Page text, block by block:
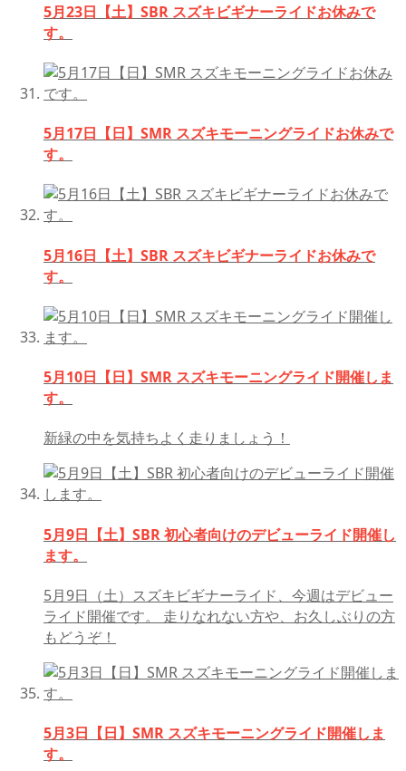
5月23日【土】SBR スズキビギナーライドお休みで
す。
5月17日【日】SMR スズキモーニングライドお休みで
す。
5月16日【土】SBR スズキビギナーライドお休みで
す。
5月10日【日】SMR スズキモーニングライド開催しま
す。
新緑の中を気持ちよく走りましょう！
5月9日【土】SBR 初心者向けのデビューライド開催し
ます。
5月9日（土）スズキビギナーライド、今週はデビュー
ライド開催です。 走りなれない方や、お久しぶりの方
もどうぞ！
5月3日【日】SMR スズキモーニングライド開催しま
す。